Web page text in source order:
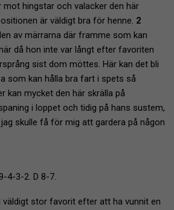
mot hingstar och valacker den här
är väldigt bra för henne. 2
av märrarna där framme som kan
då hon inte var långt efter favoriten
sist dom möttes. Här kan det bli
som kan hålla bra fart i spets så
kan mycket den här skrälla på
i loppet och tidig på hans sustem,
skulle få för mig att gardera på någon
4-3-2. D 8-7.
väldigt stor favorit efter att ha vunnit en